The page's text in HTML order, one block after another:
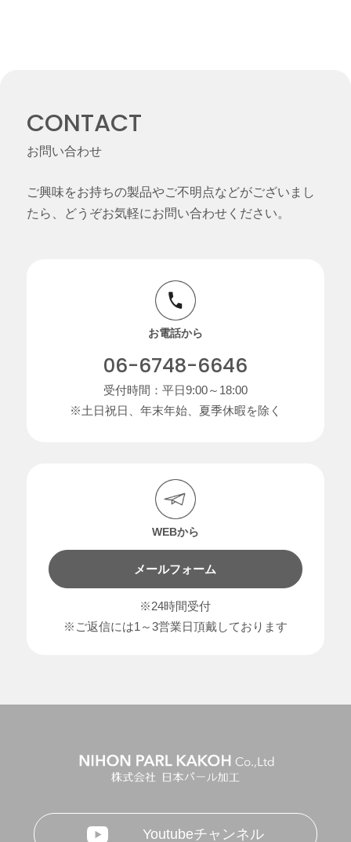
CONTACT
お問い合わせ
ご興味をお持ちの製品やご不明点などがございまし
たら、どうぞお気軽にお問い合わせください。
お電話から
06-6748-6646
受付時間：平日9:00～18:00
※土日祝日、年末年始、夏季休暇を除く
WEBから
メールフォーム
※24時間受付
※ご返信には1～3営業日頂戴しております
Youtubeチャンネル